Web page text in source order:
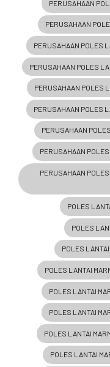
PERUSAHAAN
PERUSAHAAN
PERUSAHAAN POLES
PERUSAHAAN POLES
PERUSAHAAN POLES
PERUSAHAAN POLES
PERUSAHAAN
PERUSAHAAN
PERUSAHAAN
POLES
POLES
POLES
POLES LANTAI
POLES LANTAI
POLES LANTAI
POLES LANTAI
POLES LANTAI